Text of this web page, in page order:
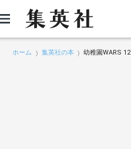
ホーム 集英社の本 幼稚園WARS 12